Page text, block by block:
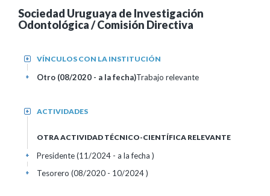
Sociedad Uruguaya de Investigación
Odontológica / Comisión Directiva
VÍNCULOS CON LA INSTITUCIÓN
+
Otro (08/2020 - a la fecha)Trabajo relevante
+
ACTIVIDADES
+
OTRA ACTIVIDAD TÉCNICO-CIENTÍFICA RELEVANTE
Presidente (11/2024 - a la fecha )
+
Tesorero (08/2020 - 10/2024 )
+